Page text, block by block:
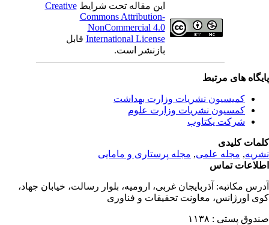
این مقاله تحت شرایطCreative
Commons Attribution-
NonCommercial 4.0
International Licenseقابل
بازنشر است.
های مرتبط
کمیسیون نشریات وزارت بهداشت
کمسیون نشریات وزارت علوم
شرکت یکتاوب
کلیدی
,مجله علمی, مجله پرستاری و مامایی
تماس
مکاتبه:آذربایجان غربی، ارومیه، بلوار رسالت، خیابان جهاد،
اورژانس، معاونت تحقیقات و فناوری
پستی : ۱۱۳۸